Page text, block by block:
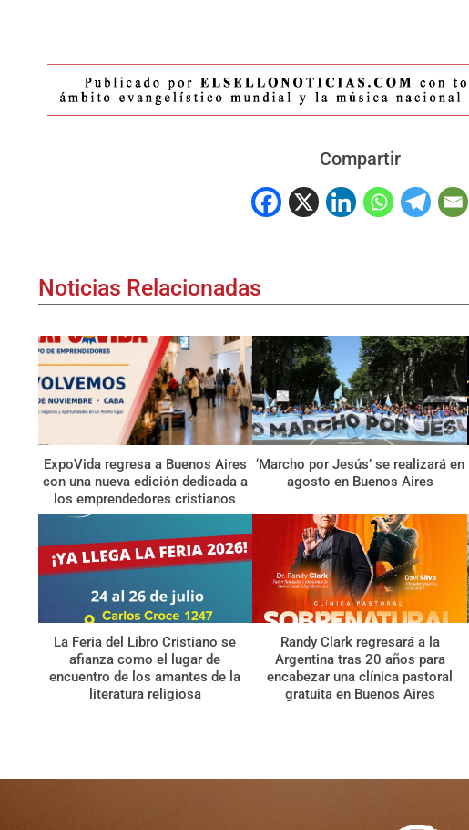
Compartir
Noticias Relacionadas
ExpoVida regresa a Buenos Aires
con una nueva edición dedicada a
los emprendedores cristianos
‘Marcho por Jesús’ se realizará en
agosto en Buenos Aires
La Feria del Libro Cristiano se
afianza como el lugar de
encuentro de los amantes de la
literatura religiosa
Randy Clark regresará a la
Argentina tras 20 años para
encabezar una clínica pastoral
gratuita en Buenos Aires